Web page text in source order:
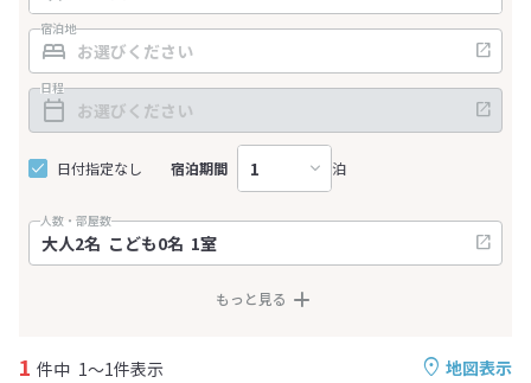
宿泊地
日程
日付指定なし 宿泊期間 泊
人数・部屋数
もっと見る
地図表示
1 件中 1～1件表示